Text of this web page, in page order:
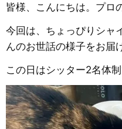
皆様、こんにちは。プロ
今回は、ちょっぴりシャ
んのお世話の様子をお届
この日はシッター2名体